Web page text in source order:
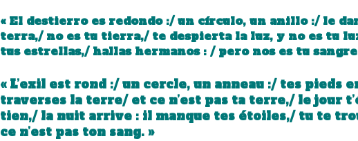
« El destierro es redondo :/ un círculo, un anillo :/ le
terra,/ no es tu tierra,/ te despierta la luz, y no es tu
tus estrellas,/ hallas hermanos : / pero nos es tu
« L’exil est rond :/ un cercle, un anneau :/ tes pieds
traverses la terre/ et ce n’est pas ta terre,/ le jour
tien,/ la nuit arrive : il manque tes étoiles,/ tu te
ce n’est pas ton sang. »